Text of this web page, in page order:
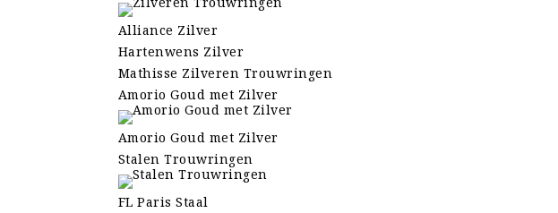
Alliance Zilver
Hartenwens Zilver
Mathisse Zilveren Trouwringen
Amorio Goud met Zilver
Amorio Goud met Zilver
Stalen Trouwringen
FL Paris Staal